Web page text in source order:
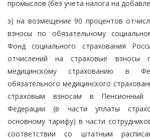
промыслов (без учета налога на
з) на возмещение 90 процентов
взносы по обязательному
Фонд социального страхования
отчислений на страховые взносы
медицинскому страхованию в
обязательного медицинского
страховым взносам в Пенсионный
Федерации (в части уплаты
основному тарифу) в части
соответствии со штатным